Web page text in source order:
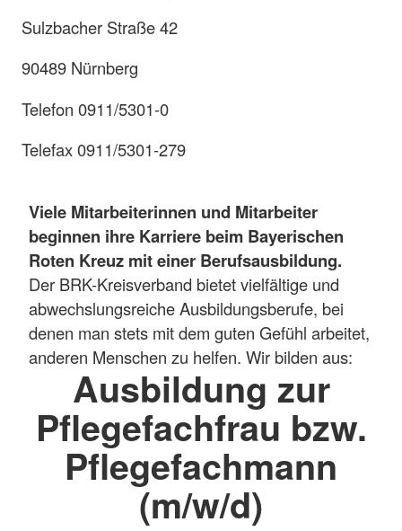
Sulzbacher Straße 42
90489 Nürnberg
Telefon 0911/5301-0
Telefax 0911/5301-279
Viele Mitarbeiterinnen und Mitarbeiter
beginnen ihre Karriere beim Bayerischen
Roten Kreuz mit einer Berufsausbildung.
Der BRK-Kreisverband bietet vielfältige und
abwechslungsreiche Ausbildungsberufe, bei
denen man stets mit dem guten Gefühl arbeitet,
anderen Menschen zu helfen. Wir bilden aus:
Ausbildung zur
Pflegefachfrau bzw.
Pflegefachmann
(m/w/d)